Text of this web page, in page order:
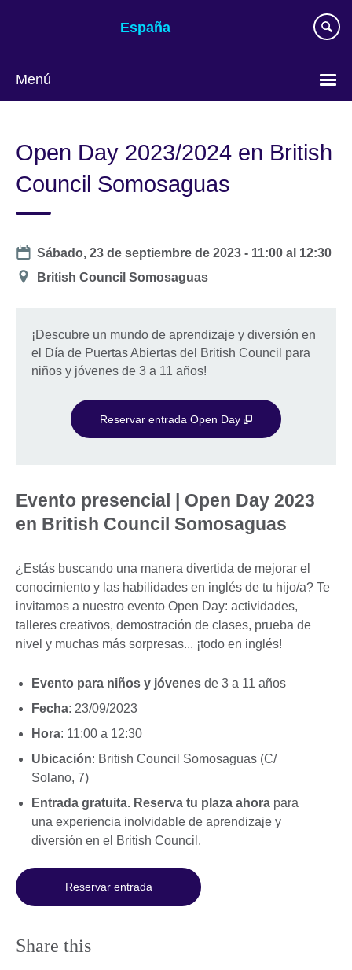
España
Menú
Open Day 2023/2024 en British
Council Somosaguas
Date
Sábado, 23 de septiembre de 2023 - 11:00 al 12:30
Ubicación
British Council Somosaguas
¡Descubre un mundo de aprendizaje y diversión en
el Día de Puertas Abiertas del British Council para
niños y jóvenes de 3 a 11 años!
Reservar entrada Open Day
Evento presencial | Open Day 2023
en British Council Somosaguas
¿Estás buscando una manera divertida de mejorar el
conocimiento y las habilidades en inglés de tu hijo/a? Te
invitamos a nuestro evento Open Day: actividades,
talleres creativos, demostración de clases, prueba de
nivel y muchas más sorpresas... ¡todo en inglés!
Evento para niños y jóvenes de 3 a 11 años
Fecha: 23/09/2023
Hora: 11:00 a 12:30
Ubicación: British Council Somosaguas (C/
Solano, 7)
Entrada gratuita. Reserva tu plaza ahora para
una experiencia inolvidable de aprendizaje y
diversión en el British Council.
Reservar entrada
Share this